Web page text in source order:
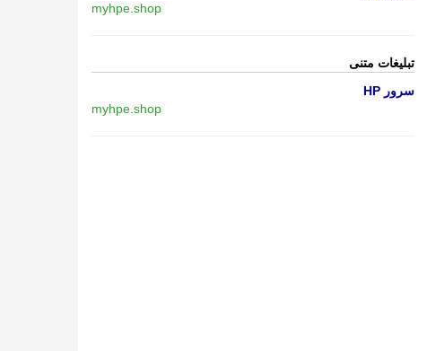
myhpe.shop
تبلیغات متنی
سرور HP
myhpe.shop